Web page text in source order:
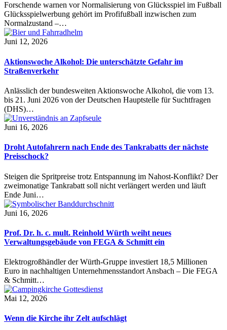
Forschende warnen vor Normalisierung von Glücksspiel im Fußball
Glücksspielwerbung gehört im Profifußball inzwischen zum
Normalzustand –…
Juni 12, 2026
Aktionswoche Alkohol: Die unterschätzte Gefahr im
Straßenverkehr
Anlässlich der bundesweiten Aktionswoche Alkohol, die vom 13.
bis 21. Juni 2026 von der Deutschen Hauptstelle für Suchtfragen
(DHS)…
Juni 16, 2026
Droht Autofahrern nach Ende des Tankrabatts der nächste
Preisschock?
Steigen die Spritpreise trotz Entspannung im Nahost-Konflikt? Der
zweimonatige Tankrabatt soll nicht verlängert werden und läuft
Ende Juni…
Juni 16, 2026
Prof. Dr. h. c. mult. Reinhold Würth weiht neues
Verwaltungsgebäude von FEGA & Schmitt ein
Elektrogroßhändler der Würth-Gruppe investiert 18,5 Millionen
Euro in nachhaltigen Unternehmensstandort Ansbach – Die FEGA
& Schmitt…
Mai 12, 2026
Wenn die Kirche ihr Zelt aufschlägt